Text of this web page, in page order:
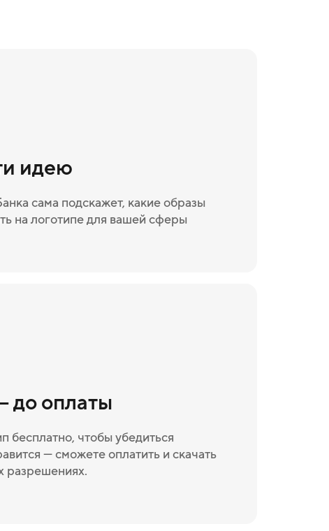
идею
сама подскажет, какие образы
на логотипе для вашей сферы
до оплаты
бесплатно, чтобы убедиться
— сможете оплатить и скачать
разрешениях.